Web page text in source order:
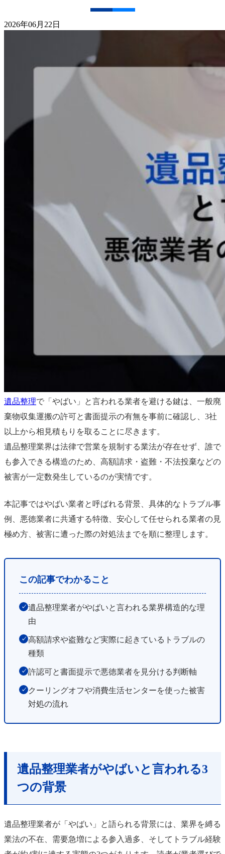
2026年06月22日
遺品整理で「やばい」と言われる業者を避ける鍵は、一般廃
棄物収集運搬の許可と書面提示の有無を事前に確認し、3社
以上から相見積もりを取ることに尽きます。
遺品整理業界は法律で営業を規制する業法が存在せず、誰で
も参入できる構造のため、高額請求・盗難・不法投棄などの
被害が一定数発生しているのが実情です。
本記事ではやばい業者と呼ばれる背景、具体的なトラブル事
例、悪徳業者に共通する特徴、安心して任せられる業者の見
極め方、被害に遭った際の対処法までを順に整理します。
この記事でわかること
✓ 遺品整理業者がやばいと言われる業界構造的な理
由
✓ 高額請求や盗難など実際に起きているトラブルの
種類
✓ 許認可と書面提示で悪徳業者を見分ける判断軸
✓ クーリングオフや消費生活センターを使った被害
対処の流れ
遺品整理業者がやばいと言われる3
つの背景
遺品整理業者が「やばい」と語られる背景には、業界を縛る
業法の不在、需要急増による参入過多、そしてトラブル経験